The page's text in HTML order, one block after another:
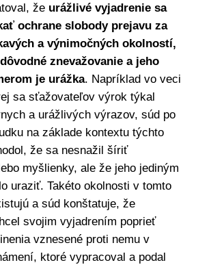
že urážlivé vyjadrenie sa
ochrane slobody prejavu za
a výnimočných okolností,
znevažovanie a jeho
je urážka. Napríklad vo veci
sa sťažovateľov výrok týkal
a urážlivých výrazov, súd po
na základe kontextu týchto
že sa nesnažil šíriť
myšlienky, ale že jeho jediným
uraziť. Takéto okolnosti v tomto
a súd konštatuje, že
svojim vyjadrením poprieť
vznesené proti nemu v
ktoré vypracoval a podal